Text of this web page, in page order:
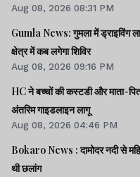
Aug 08, 2026 08:31 PM
Gumla News: गुमला में ड्राइविंग
क्षेत्र में कब लगेगा शिविर
Aug 08, 2026 09:16 PM
HC ने बच्चों की कस्टडी और माता-
अंतरिम गाइडलाइन लागू
Aug 08, 2026 04:46 PM
Bokaro News : दामोदर नदी से
थी छलांग